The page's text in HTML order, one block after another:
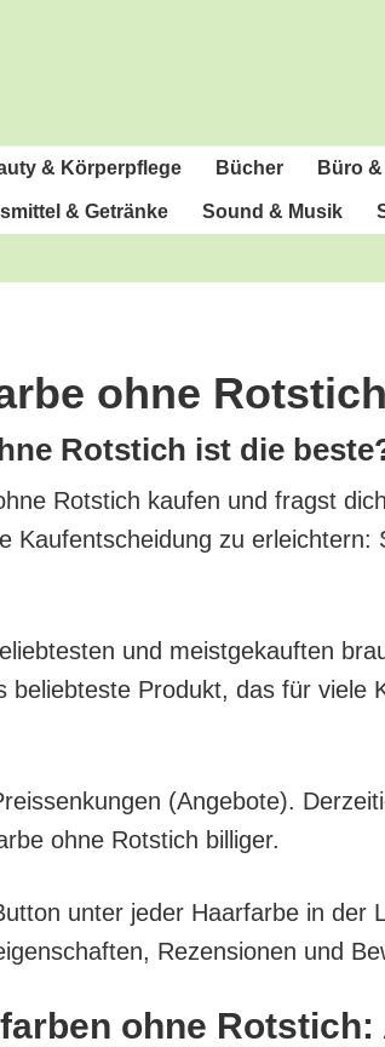
& Körperpflege Bücher Büro
& Getränke Sound & Musik
ohne Rotstich
Rot­stich ist die
Rot­stich kau­fen und fragst
Kauf­ent­schei­dung zu
und meist­ge­kauf­ten
Pro­dukt, das für vie­le
(Ange­bo­te).
ohne Rot­stich billiger.
unter jeder Haar­far­be in der
Rezen­sio­nen und
ohne